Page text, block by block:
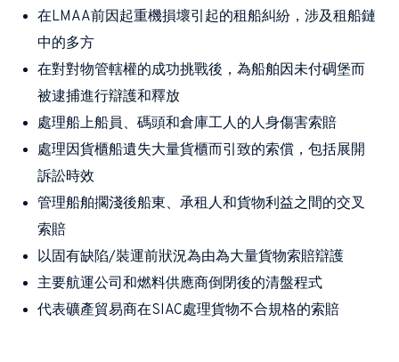
在LMAA前因起重機損壞引起的租船糾紛，涉及租船鏈
中的多方
在對對物管轄權的成功挑戰後，為船舶因未付碉堡而
被逮捕進行辯護和釋放
處理船上船員、碼頭和倉庫工人的人身傷害索賠
處理因貨櫃船遺失大量貨櫃而引致的索償，包括展開
訴訟時效
管理船舶擱淺後船東、承租人和貨物利益之間的交叉
索賠
以固有缺陷/裝運前狀況為由為大量貨物索賠辯護
主要航運公司和燃料供應商倒閉後的清盤程式
代表礦產貿易商在SIAC處理貨物不合規格的索賠